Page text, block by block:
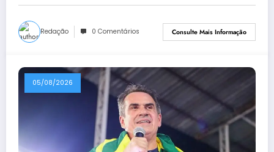
Redação 0 Comentários Consulte Mais Informação
05/08/2026